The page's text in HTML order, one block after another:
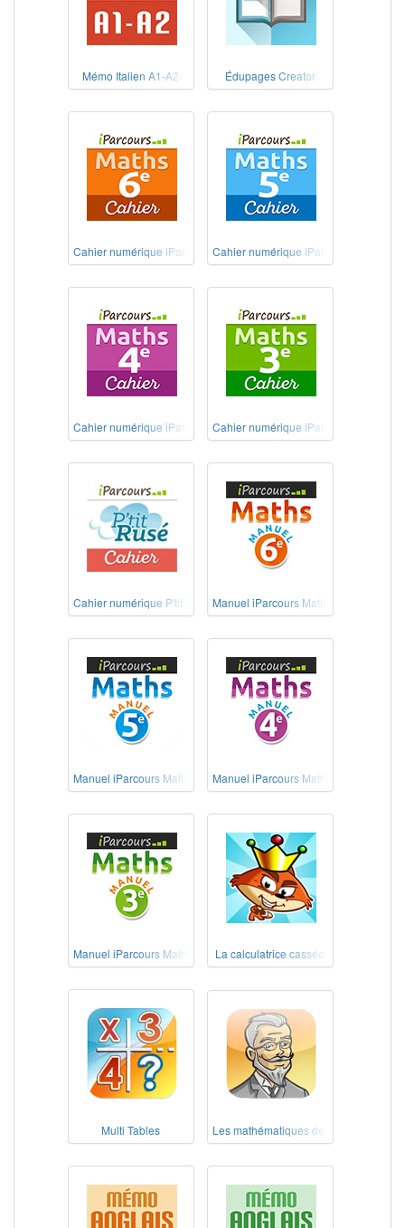
Mémo Italien A1-A2 Édupages Creator
Cahier numérique iParcours Maths 6eCahier numérique iParcours Maths 5e
Cahier numérique iParcours Maths 4eCahier numérique iParcours Maths 3e
Cahier numérique P'tit Rusé Maths Cycle 3
Manuel iParcours Maths 6e
Manuel iParcours Maths 5e Manuel iParcours Maths 4e
Manuel iParcours Maths 3e La calculatrice cassée
Multi Tables Les mathématiques de nos grands-